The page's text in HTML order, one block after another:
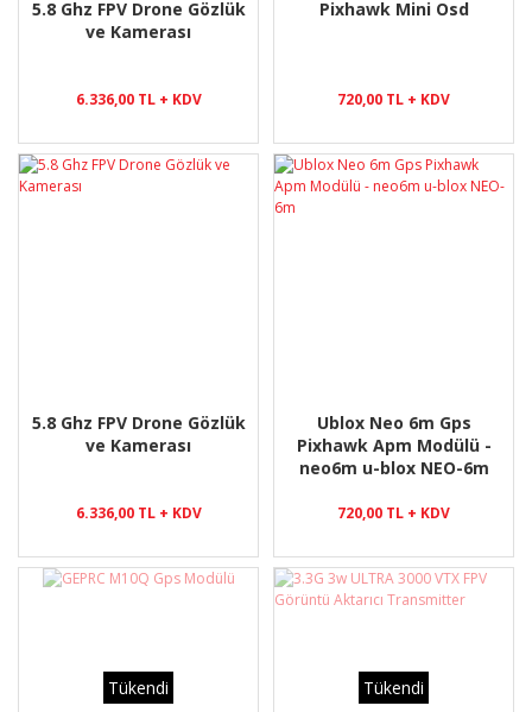
5.8 Ghz FPV Drone Gözlük
ve Kamerası
6.336,00 TL + KDV
Pixhawk Mini Osd
720,00 TL + KDV
5.8 Ghz FPV Drone Gözlük
ve Kamerası
6.336,00 TL + KDV
Ublox Neo 6m Gps
Pixhawk Apm Modülü -
neo6m u-blox NEO-6m
720,00 TL + KDV
Tükendi Tükendi